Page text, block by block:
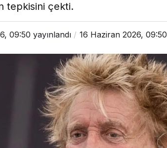
tepkisini çekti.
09:50 yayınlandı 16 Haziran 2026, 09:50
Özgür Özel’den Le
Monde’a çarpıcı yazı:
‘Bu sürecin kırılma
noktası…’